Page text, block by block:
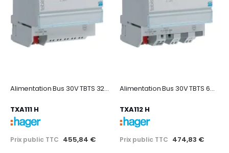
Alimentation Bus 30V TBTS 320 mA
TXA111 H
Prix public TTC 455,84 €
Alimentation Bus 30V TBTS 640 mA
TXA112 H
Prix public TTC 474,83 €